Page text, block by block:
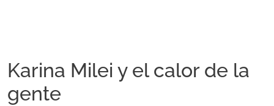
Karina Milei y el calor de la
gente